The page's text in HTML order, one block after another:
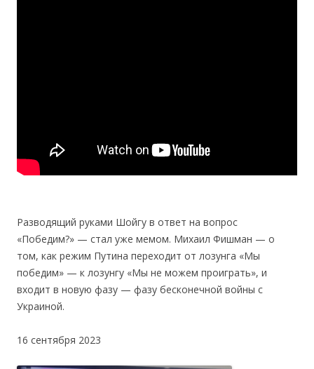
Разводящий руками Шойгу в ответ на вопрос
«Победим?» — стал уже мемом. Михаил Фишман — о
том, как режим Путина переходит от лозунга «Мы
победим» — к лозунгу «Мы не можем проиграть», и
входит в новую фазу — фазу бесконечной войны с
Украиной.
16 сентября 2023